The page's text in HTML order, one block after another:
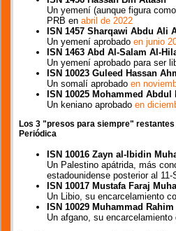
Un yemení (aunque figura
PRB en abril de 2022
ISN 1457 Sharqawi Abdu Ali
Un yemení aprobado en junio
ISN 1463 Abd Al-Salam Al-
Un yemení aprobado para ser
ISN 10023 Guleed Hassan
Un somalí aprobado en
ISN 10025 Mohammed
Un keniano aprobado en
Los 3 "presos para siempre"
Periódica
ISN 10016 Zayn al-Ibidin
Un Palestino apátrida, más
estadounidense posterior al
ISN 10017 Mustafa Faraj
Un Libio, su encarcelamiento
ISN 10029 Muhammad Rahim
Un afgano, su